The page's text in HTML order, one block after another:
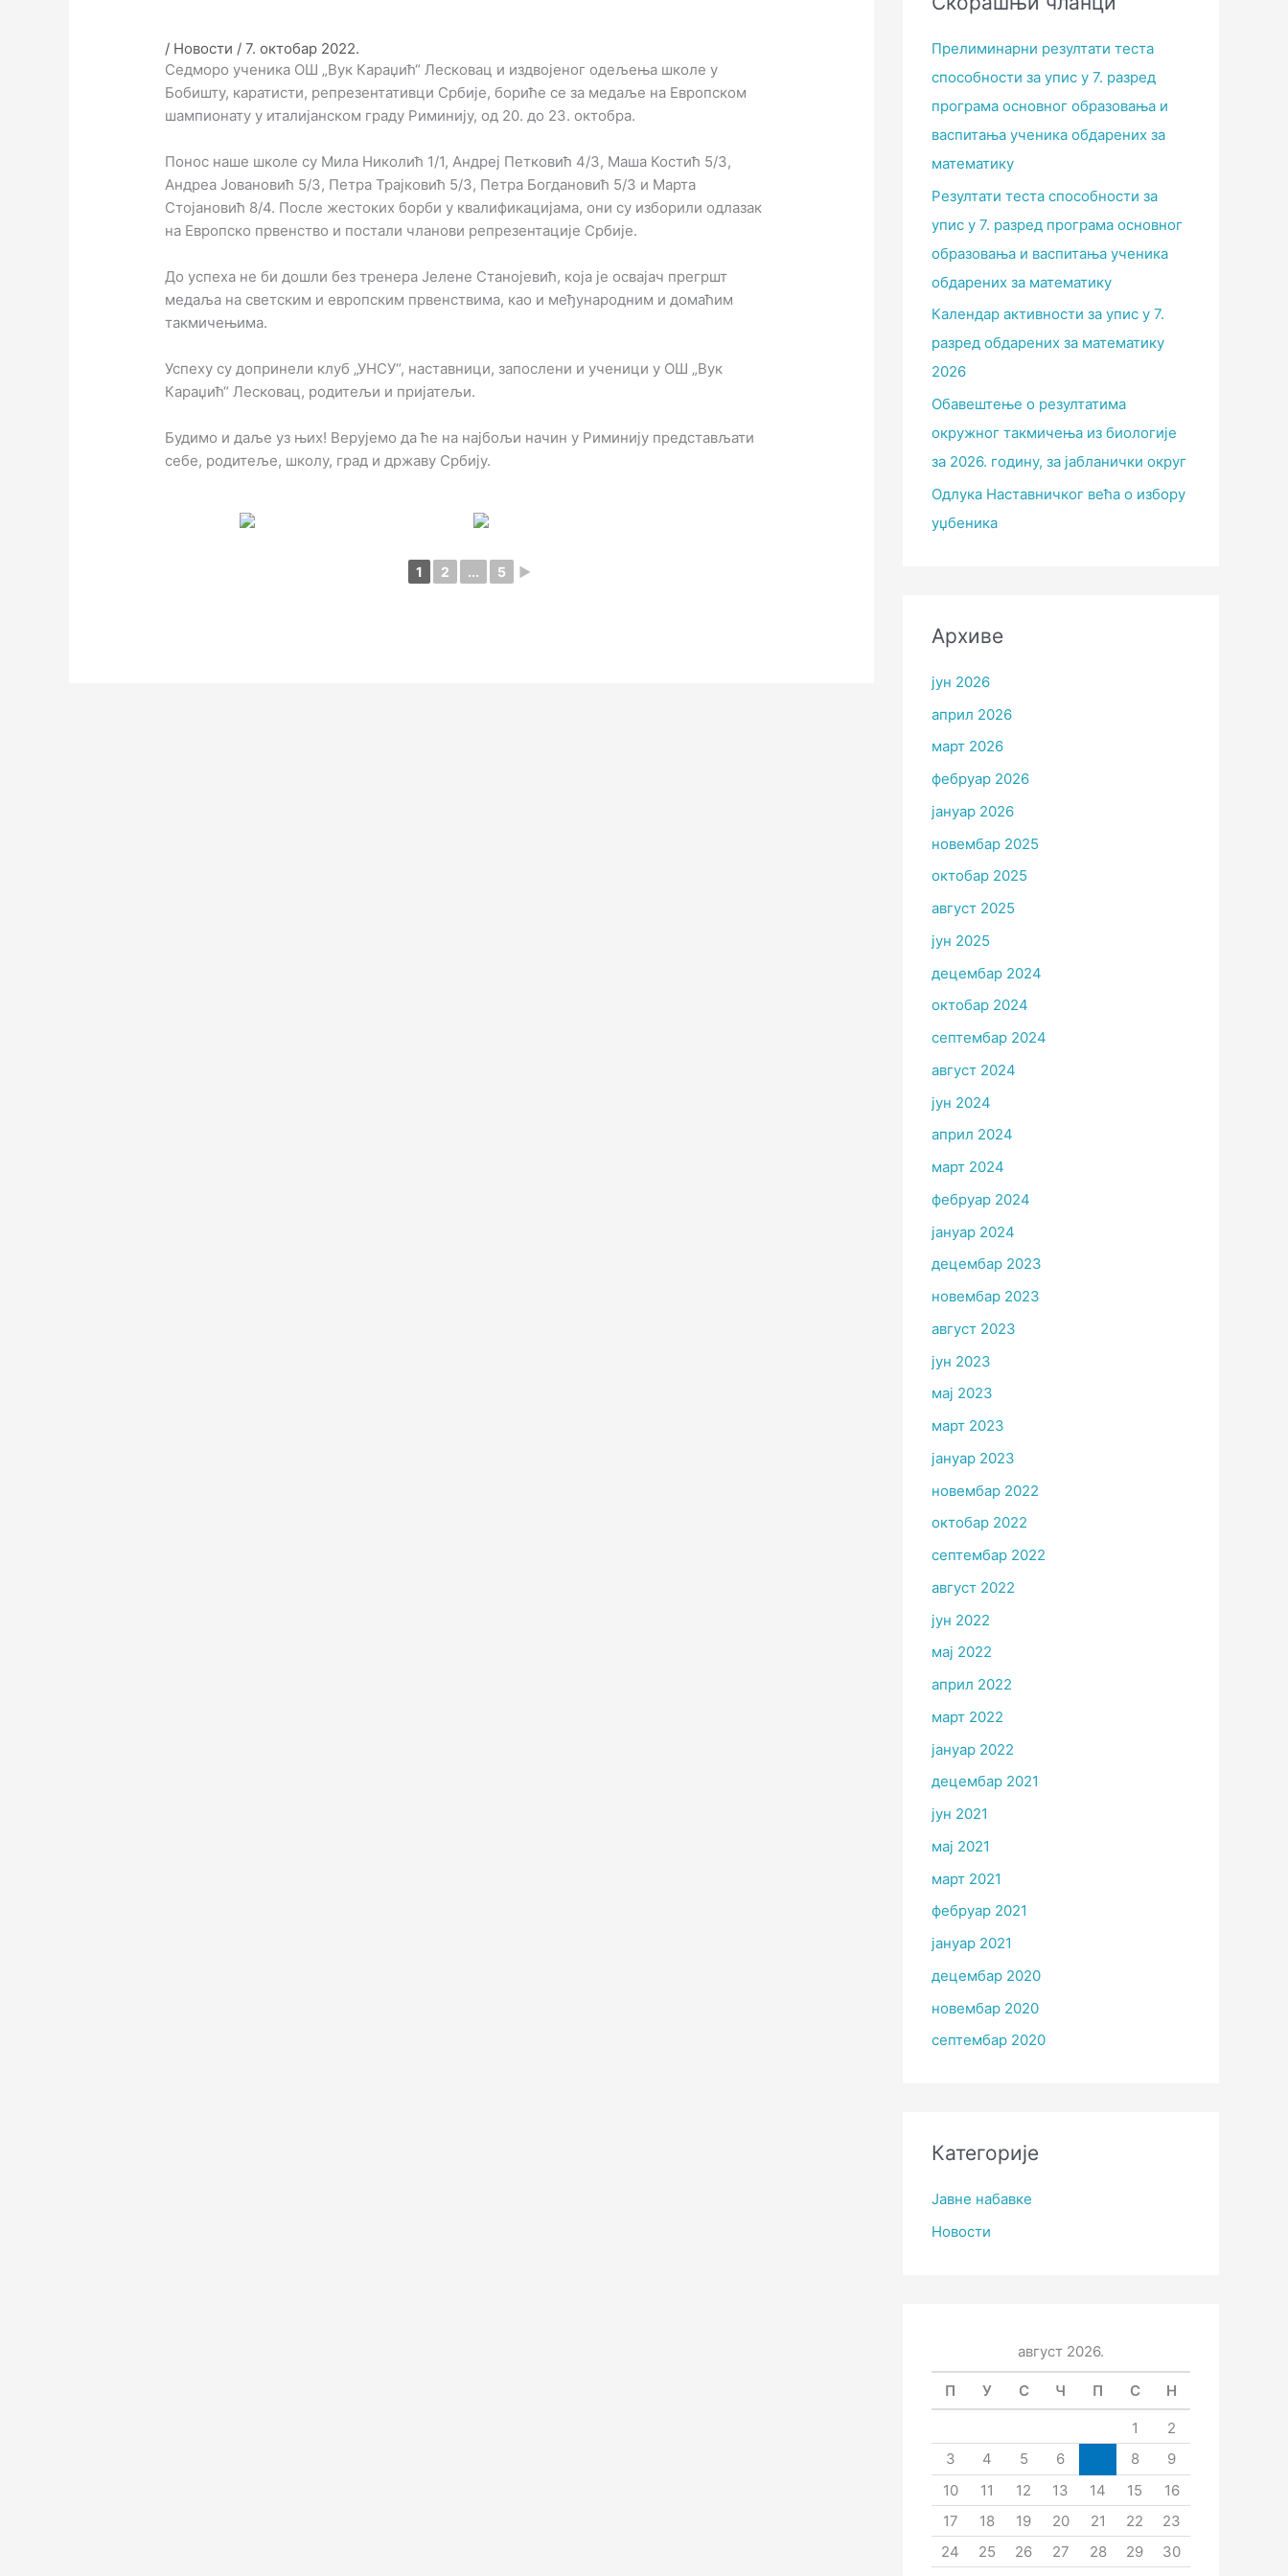
/ Новости /7. октобар 2022.
Седморо ученика ОШ „Вук Караџић“ Лесковац и издвојеног одељења школе у
Бобишту, каратисти, репрезентативци Србије, бориће се за медаље на Европском
шампионату у италијанском граду Риминију, од 20. до 23. октобра.
Понос наше школе су Мила Николић 1/1, Андреј Петковић 4/3, Маша Костић 5/3,
Андреа Јовановић 5/3, Петра Трајковић 5/3, Петра Богдановић 5/3 и Марта
Стојановић 8/4. После жестоких борби у квалификацијама, они су изборили одлазак
на Европско првенство и постали чланови репрезентације Србије.
До успеха не би дошли без тренера Јелене Станојевић, која је освајач прегршт
медаља на светским и европским првенствима, као и међународним и домаћим
такмичењима.
Успеху су допринели клуб „УНСУ“, наставници, запослени и ученици у ОШ „Вук
Караџић“ Лесковац, родитељи и пријатељи.
Будимо и даље уз њих! Верујемо да ће на најбољи начин у Риминију представљати
себе, родитеље, школу, град и државу Србију.
1 2 ... 5 ►
Прелиминарни резултати теста
способности за упис у 7. разред
програма основног образовања и
васпитања ученика обдарених за
математику
Резултати теста способности за
упис у 7. разред програма основног
образовања и васпитања ученика
обдарених за математику
Календар активности за упис у 7.
разред обдарених за математику
2026
Обавештење о резултатима
окружног такмичења из биологије
за 2026. годину, за јабланички округ
Одлука Наставничког већа о избору
уџбеника
Архиве
јун 2026
април 2026
март 2026
фебруар 2026
јануар 2026
новембар 2025
октобар 2025
август 2025
јун 2025
децембар 2024
октобар 2024
септембар 2024
август 2024
јун 2024
април 2024
март 2024
фебруар 2024
јануар 2024
децембар 2023
новембар 2023
август 2023
јун 2023
мај 2023
март 2023
јануар 2023
новембар 2022
октобар 2022
септембар 2022
август 2022
јун 2022
мај 2022
април 2022
март 2022
јануар 2022
децембар 2021
јун 2021
мај 2021
март 2021
фебруар 2021
јануар 2021
децембар 2020
новембар 2020
септембар 2020
Категорије
Јавне набавке
Новости
август 2026.
П У С Ч П С Н
1
2
3
4 5 6 8
9
10
11 12 13 14 15
16
17
18 19 20 21 22
23
24
25 26 27 28 29
30